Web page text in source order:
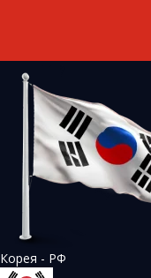
Корея - РФ